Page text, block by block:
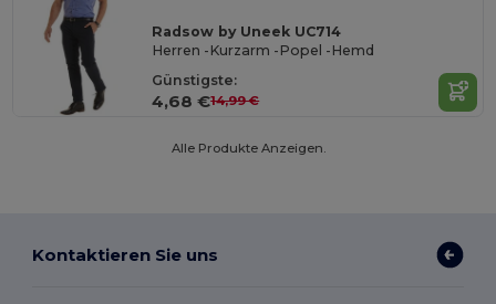
Radsow by Uneek UC714
Herren -Kurzarm -Popel -Hemd
Günstigste:
4,68 €14,99 €
Alle Produkte Anzeigen.
Kontaktieren Sie uns